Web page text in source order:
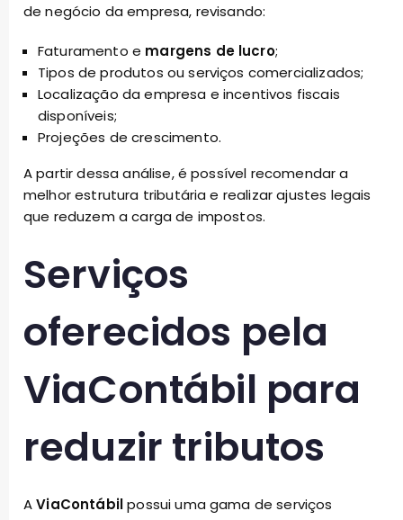
de negócio da empresa, revisando:
Faturamento e margens de lucro;
Tipos de produtos ou serviços comercializados;
Localização da empresa e incentivos fiscais
disponíveis;
Projeções de crescimento.
A partir dessa análise, é possível recomendar a
melhor estrutura tributária e realizar ajustes legais
que reduzem a carga de impostos.
Serviços
oferecidos pela
ViaContábil para
reduzir tributos
AViaContábilpossui uma gama de serviços